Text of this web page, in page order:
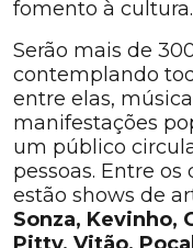
fomento à cultura.
Serão mais de
contemplando
entre elas,
manifestações
um público
pessoas. Entre
estão shows de
Sonza, Kevinho,